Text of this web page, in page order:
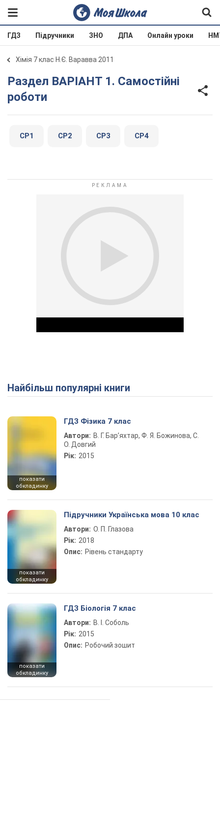
ГДЗ Підручники ЗНО ДПА Онлайн уроки
Хімія 7 клас Н.Є. Варавва 2011
Раздел ВАРІАНТ 1. Самостійні
роботи
СР1 СР2 СР3 СР4
Play Video
Найбільш популярні книги
показати
обкладинку
ГДЗ Фізика 7 клас
Автори: В. Г. Бар’яхтар, Ф. Я. Божинова, С.
О. Довгий
Рік: 2015
показати
обкладинку
Підручники Українська мова 10 клас
Автори: О. П. Глазова
Рік: 2018
Опис: Рівень стандарту
показати
обкладинку
ГДЗ Біологія 7 клас
Автори: В. І. Соболь
Рік: 2015
Опис: Робочий зошит